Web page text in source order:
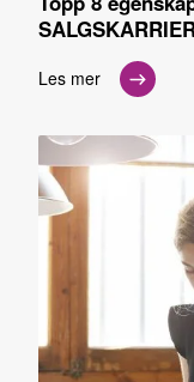
Les mer